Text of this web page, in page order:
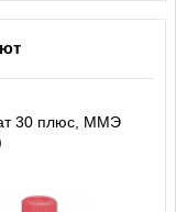
30 плюс, ММЭ